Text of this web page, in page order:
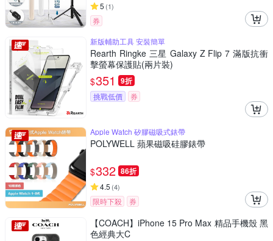
5 (1)
券
新版輔助工具 安裝簡單
Rearth Ringke 三星 Galaxy Z Flip 7 滿版抗衝
擊螢幕保護貼(兩片裝)
$351 9折
挑戰低價 券
Apple Watch 矽膠磁吸式錶帶
POLYWELL 蘋果磁吸硅膠錶帶
$332 86折
4.5 (4)
限時下殺 券
【COACH】iPhone 15 Pro Max 精品手機殼 黑
色經典大C